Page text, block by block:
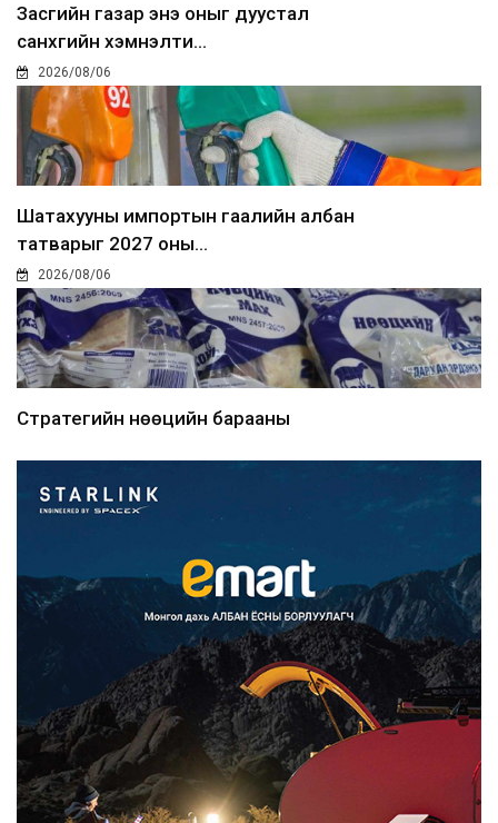
Засгийн газар энэ оныг дуустал
санхүүгийн хэмнэлти...
2026/08/06
Шатахууны импортын гаалийн албан
татварыг 2027 оны...
2026/08/06
Стратегийн нөөцийн барааны
Монгол Улс COP17 бага хуралд 6.5
тэрбум ам.доллары...
2026/08/06